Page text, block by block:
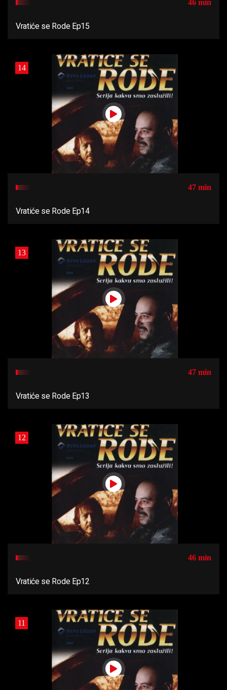
46 min
Vratiće se Rode Ep15
14
47 min
Vratiće se Rode Ep14
13
47 min
Vratiće se Rode Ep13
12
46 min
Vratiće se Rode Ep12
11